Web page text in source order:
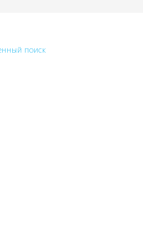
поиск